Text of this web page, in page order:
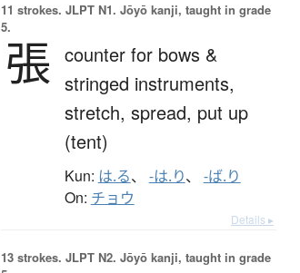
11 strokes. JLPT N1. Jōyō kanji, taught in grade
5.
張 counter for bows &
stringed instruments,
stretch, spread, put up
(tent)
Kun: は.る、 -は.り、 -ば.り
On: チョウ
Details ▸
13 strokes. JLPT N2. Jōyō kanji, taught in grade